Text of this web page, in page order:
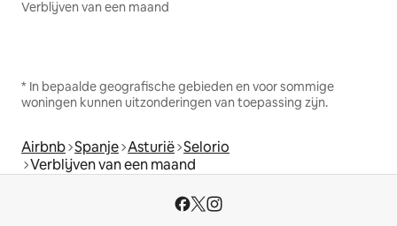
Verblijven van een maand
* In bepaalde geografische gebieden en voor sommige
woningen kunnen uitzonderingen van toepassing zijn.
Airbnb Spanje Asturië Selorio
Verblijven van een maand